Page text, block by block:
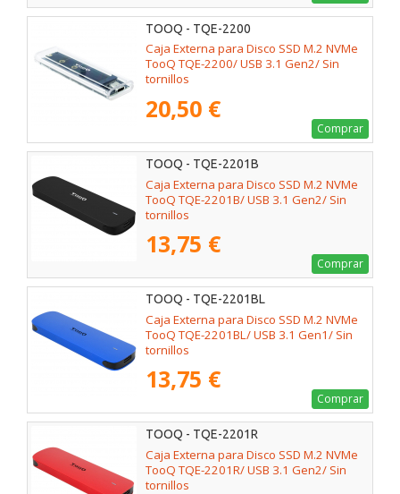
TOOQ - TQE-2200
Caja Externa para Disco SSD M.2 NVMe
TooQ TQE-2200/ USB 3.1 Gen2/ Sin
tornillos
20,50 €
Comprar
TOOQ - TQE-2201B
Caja Externa para Disco SSD M.2 NVMe
TooQ TQE-2201B/ USB 3.1 Gen2/ Sin
tornillos
13,75 €
Comprar
TOOQ - TQE-2201BL
Caja Externa para Disco SSD M.2 NVMe
TooQ TQE-2201BL/ USB 3.1 Gen1/ Sin
tornillos
13,75 €
Comprar
TOOQ - TQE-2201R
Caja Externa para Disco SSD M.2 NVMe
TooQ TQE-2201R/ USB 3.1 Gen2/ Sin
tornillos